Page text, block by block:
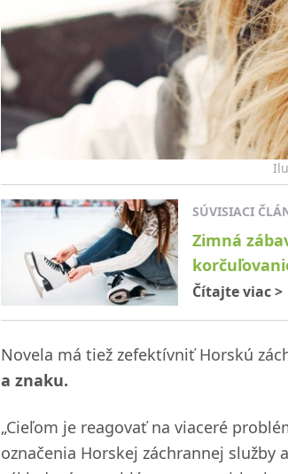
SÚVISIACI
Zimná
Čítajte viac>
Novela má tiež zefektívniť Horskú
a znaku.
„Cieľom je reagovať na viaceré
označenia Horskej záchrannej služby